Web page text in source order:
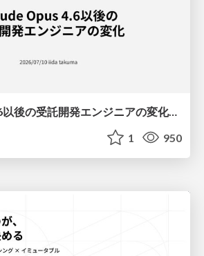
Claude Opus 4.6以後の受託開発エンジニアの変化(Claude Code開発ノウハウ大公開スペシャルbyクラスメソッド)
1 950